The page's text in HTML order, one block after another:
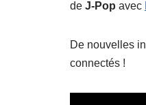
de J-Pop avec
De nouvelles
connectés !